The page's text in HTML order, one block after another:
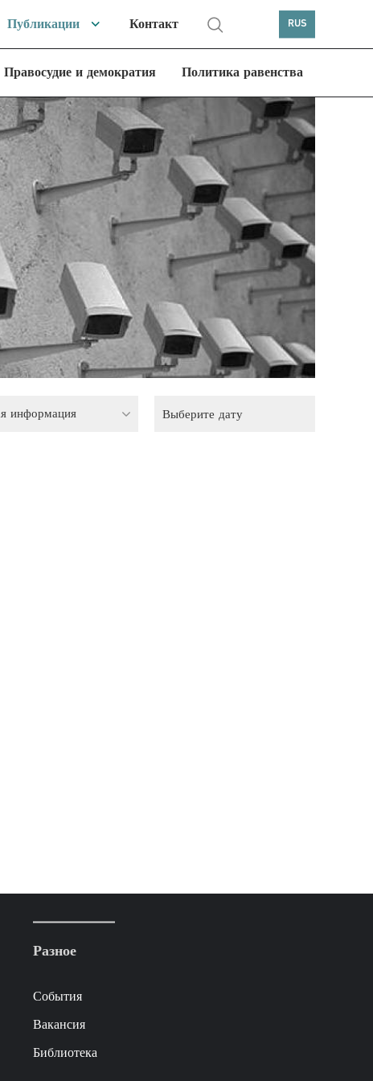
Публикации Контакт RUS
Правосудие и демократия Политика равенства
информация
Разное
События
Вакансия
Библиотека